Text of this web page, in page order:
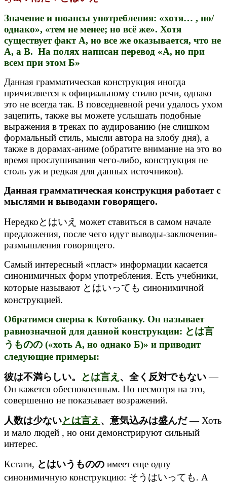
Значение и нюансы употребления: «хотя… , но/
однако», «тем не менее; но всё же». Хотя
существует факт А, но все же оказывается, что не
А, а B. На полях написан перевод «А, но при
всем при этом Б»
Данная грамматическая конструкция иногда
причисляется к официальному стилю речи, однако
это не всегда так. В повседневной речи удалось ухом
зацепить, также вы можете услышать подобные
выражения в треках по аудированию (не слишком
формальный стиль, мысли автора на злобу дня), а
также в дорамах-аниме (обратите внимание на это во
время прослушивания чего-либо, конструкция не
столь уж и редкая для данных источников).
Данная грамматическая конструкция работает с
мыслями и выводами говорящего.
Нередкоとはいえ может ставиться в самом начале
предложения, после чего идут выводы-заключения-
размышления говорящего.
Самый интересный «пласт» информации касается
синонимичных форм употребления. Есть учебники,
которые называют とはいっても синонимичной
конструкцией.
Обратимся сперва к Котобанку. Он называет
равнозначной для данной конструкции: とは言
うものの («хоть А, но однако Б)» и приводит
следующие примеры:
彼は不満らしい。
とは言え 、全く反対でもない—
Он кажется обеспокоенным. Но несмотря на это,
совершенно не показывает возражений.
人数は少ないとは言え 、意気込みは盛んだ— Хоть
и мало людей , но они демонстрируют сильный
интерес.
Кстати, とはいうものの имеет еще одну
синонимичную конструкцию: そうはいっても. А